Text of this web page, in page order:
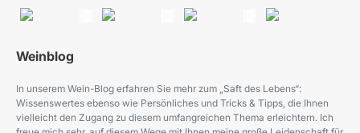
Weinblog
In unserem Wein-Blog erfahren Sie mehr zum „Saft des Lebens“:
Wissenswertes ebenso wie Persönliches und Tricks & Tipps, die Ihnen
vielleicht den Zugang zu diesem umfangreichen Thema erleichtern. Ich